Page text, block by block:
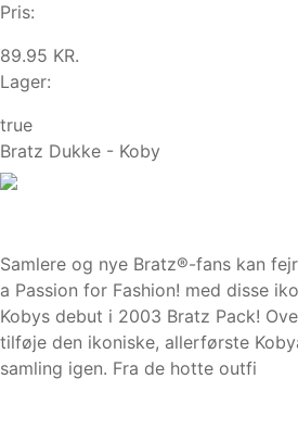
Pris:
89.95 KR.
Lager:
true
Bratz Dukke - Koby
Samlere og nye Bratz®-fans kan
a Passion for Fashion! med disse
Kobys debut i 2003 Bratz Pack!
tilføje den ikoniske, allerførste
samling igen. Fra de hotte outfi